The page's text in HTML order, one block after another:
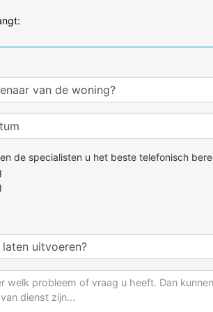
de specialisten u het beste telefonisch